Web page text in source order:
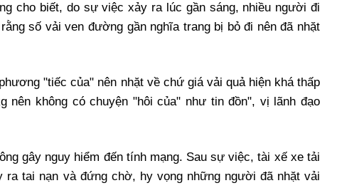
cho biết, do sự việc xảy ra lúc gần sáng, nhiều người đi
số vải ven đường gần nghĩa trang bị bỏ đi nên đã nhặt
"tiếc của" nên nhặt về chứ giá vải quả hiện khá thấp
nên không có chuyện "hôi của" như tin đồn", vị lãnh đạo
gây nguy hiểm đến tính mạng. Sau sự việc, tài xế xe tải
ra tai nạn và đứng chờ, hy vọng những người đã nhặt vải